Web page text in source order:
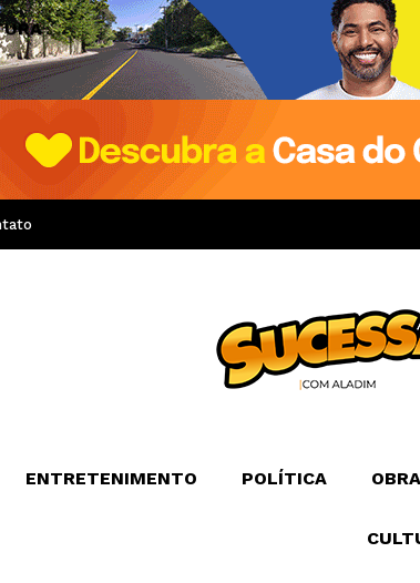
ENTRETENIMENTO POLÍTICA